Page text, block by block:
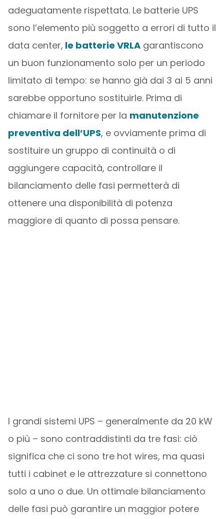
adeguatamente rispettata. Le batterie UPS
sono l’elemento più soggetto a errori di tutto il
data center, le batterie VRLAgarantiscono
un buon funzionamento solo per un periodo
limitato di tempo: se hanno già dai 3 ai 5 anni
sarebbe opportuno sostituirle. Prima di
chiamare il fornitore per la manutenzione
preventiva dell’UPS, e ovviamente prima di
sostituire un gruppo di continuità o di
aggiungere capacità, controllare il
bilanciamento delle fasi permetterà di
ottenere una disponibilità di potenza
maggiore di quanto di possa pensare.
I grandi sistemi UPS – generalmente da 20 kW
o più – sono contraddistinti da tre fasi: ciò
significa che ci sono tre hot wires, ma quasi
tutti i cabinet e le attrezzature si connettono
solo a uno o due. Un ottimale bilanciamento
delle fasi può garantire un maggior potere